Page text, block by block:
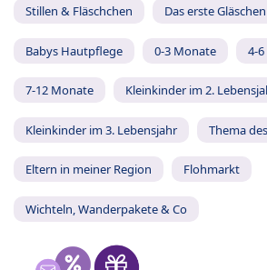
Stillen & Fläschchen Das erste Gläschen
Babys Hautpflege 0-3 Monate 4-
7-12 Monate Kleinkinder im 2.
Kleinkinder im 3. Lebensjahr Thema
Eltern in meiner Region Flohmarkt
Wichteln, Wanderpakete & Co